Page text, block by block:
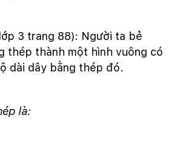
3 trang 88): Người ta bẻ
thép thành một hình vuông có
dài dây bằng thép đó.
là: